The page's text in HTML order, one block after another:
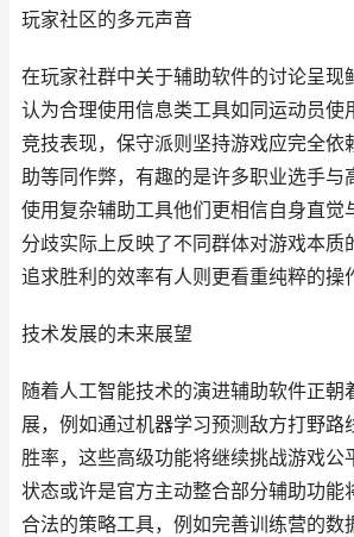
玩家社区的多元声音
在玩家社群中关于辅助软件的讨论呈现
认为合理使用信息类工具如同运动员使
竞技表现，保守派则坚持游戏应完全依
助等同作弊，有趣的是许多职业选手与
使用复杂辅助工具他们更相信自身直觉
分歧实际上反映了不同群体对游戏本质
追求胜利的效率有人则更看重纯粹的操
技术发展的未来展望
随着人工智能技术的演进辅助软件正朝
展，例如通过机器学习预测敌方打野路
胜率，这些高级功能将继续挑战游戏公
状态或许是官方主动整合部分辅助功能
合法的策略工具，例如完善训练营的数